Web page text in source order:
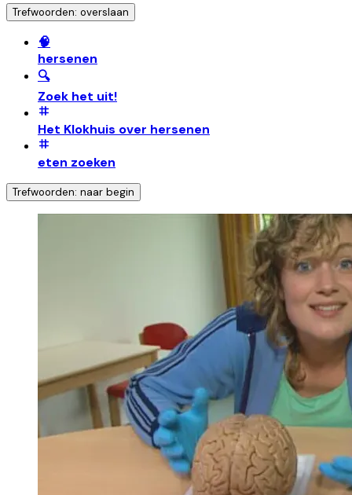
Trefwoorden: overslaan
🧠
hersenen
🔍
Zoek het uit!
Het Klokhuis over hersenen
eten zoeken
Trefwoorden: naar begin